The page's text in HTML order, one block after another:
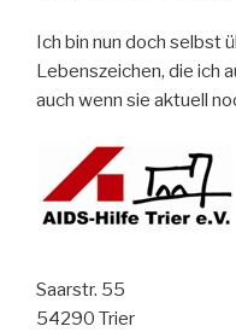
Ich bin nun doch selbst
Lebenszeichen, die ich
auch wenn sie aktuell
Saarstr. 55
54290 Trier